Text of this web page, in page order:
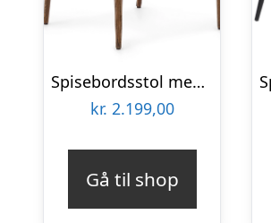
Spisebordsstol med armlæn Kave Home Analy i massivt egetræ med håndvævet papirsnor FSC-certificeret brun
kr. 2.199,00
Gå til shop